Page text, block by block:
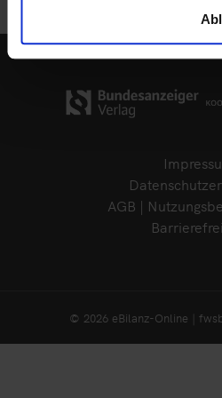
AGB |
© 2026 eBilanz-Online |